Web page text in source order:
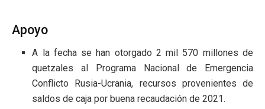
Apoyo
A la fecha se han otorgado 2 mil 570 millones de
quetzales al Programa Nacional de Emergencia
Conflicto Rusia-Ucrania, recursos provenientes de
saldos de caja por buena recaudación de 2021.